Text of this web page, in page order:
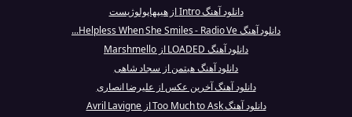
دانلود آهنگ Intro از هیپهاپولوژیست
دانلود آهنگ Helpless When She Smiles - Radio Ve...
دانلود آهنگ LOADED از Marshmello
دانلود آهنگ هیتمن از سجاد شاهی
دانلود آهنگ آخرین عکس از علیرضا انصاری
دانلود آهنگ Too Much to Ask از Avril Lavigne